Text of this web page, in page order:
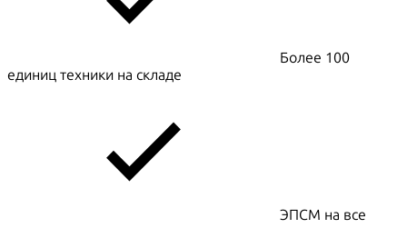
Более 100
единиц техники на складе
ЭПСМ на все